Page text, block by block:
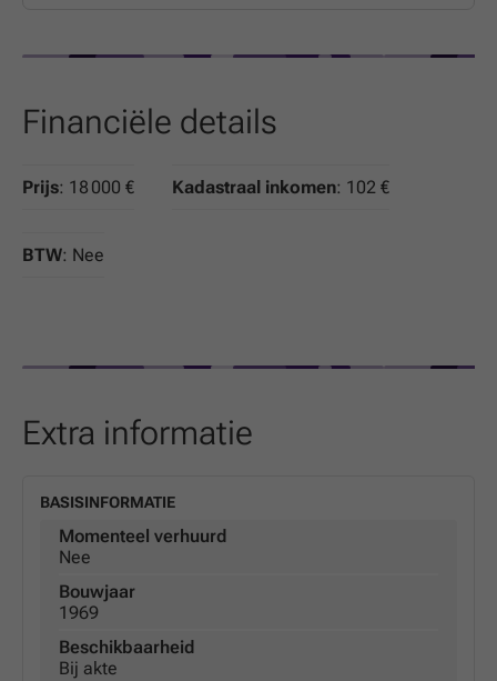
Financiële details
Prijs: 18 000 € Kadastraal inkomen: 102 €
BTW: Nee
Extra informatie
BASISINFORMATIE
Momenteel verhuurd
Nee
Bouwjaar
1969
Beschikbaarheid
Bij akte